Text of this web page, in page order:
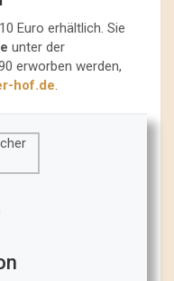
Euro erhältlich. Sie
unter der
erworben werden,
hof.de.